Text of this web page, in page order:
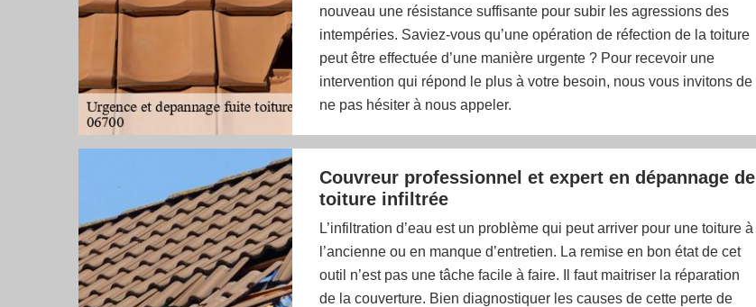
nouveau une résistance suffisante pour subir les agressions des
intempéries. Saviez-vous qu’une opération de réfection de la toiture
peut être effectuée d’une manière urgente ? Pour recevoir une
intervention qui répond le plus à votre besoin, nous vous invitons de
ne pas hésiter à nous appeler.
Couvreur professionnel et expert en dépannage de
toiture infiltrée
L’infiltration d’eau est un problème qui peut arriver pour une toiture à
l’ancienne ou en manque d’entretien. La remise en bon état de cet
outil n’est pas une tâche facile à faire. Il faut maitriser la réparation
de la couverture. Bien diagnostiquer les causes de cette perte de